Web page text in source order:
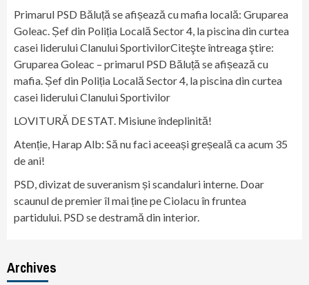
Primarul PSD Băluță se afișează cu mafia locală: Gruparea
Goleac. Șef din Poliția Locală Sector 4, la piscina din curtea
casei liderului Clanului SportivilorCiteşte întreaga ştire:
Gruparea Goleac – primarul PSD Băluță se afișează cu
mafia. Șef din Poliția Locală Sector 4, la piscina din curtea
casei liderului Clanului Sportivilor
LOVITURĂ DE STAT. Misiune îndeplinită!
Atenție, Harap Alb: Să nu faci aceeași greșeală ca acum 35
de ani!
PSD, divizat de suveranism și scandaluri interne. Doar
scaunul de premier îl mai ține pe Ciolacu în fruntea
partidului. PSD se destramă din interior.
Archives